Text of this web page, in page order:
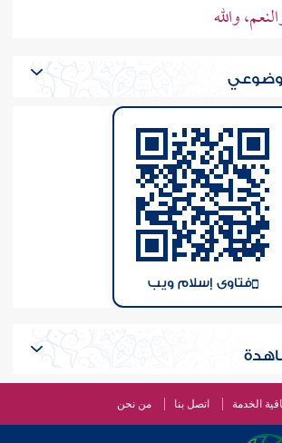
والله
فتاوى إسلام ويب
الخدمة اتصل بنا من نحن